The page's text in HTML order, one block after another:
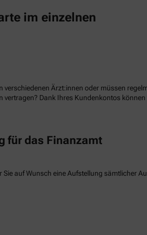
im einzelnen
verschiedenen Ärzt:innen oder müssen
vertragen? Dank Ihres Kundenkontos
für das Finanzamt
auf Wunsch eine Aufstellung sämtlicher